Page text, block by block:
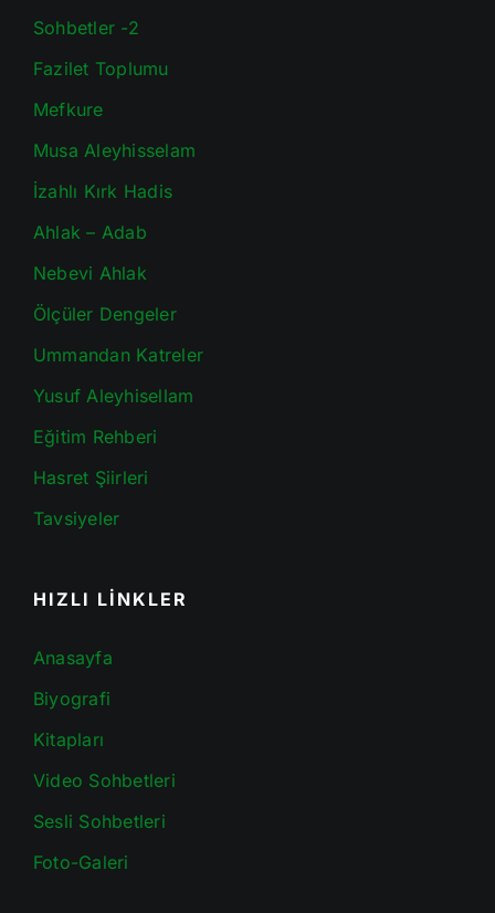
Sohbetler -2
Fazilet Toplumu
Mefkure
Musa Aleyhisselam
İzahlı Kırk Hadis
Ahlak – Adab
Nebevi Ahlak
Ölçüler Dengeler
Ummandan Katreler
Yusuf Aleyhisellam
Eğitim Rehberi
Hasret Şiirleri
Tavsiyeler
HIZLI LİNKLER
Anasayfa
Biyografi
Kitapları
Video Sohbetleri
Sesli Sohbetleri
Foto-Galeri